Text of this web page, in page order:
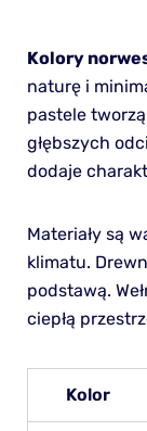
Kolory
naturę i
pastele
głębszych
dodaje
Materiały są
klimatu.
podstawą.
ciepłą
Kolor